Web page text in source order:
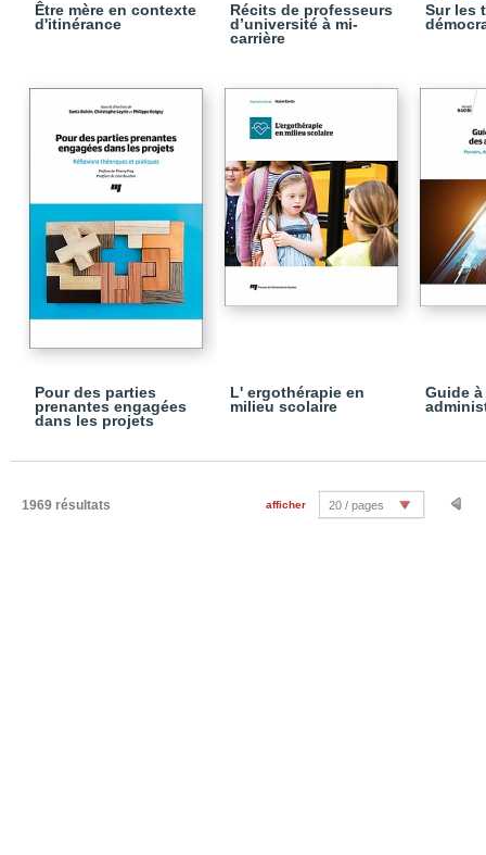
Être mère en contexte
d'itinérance
Récits de professeurs
d’université à mi-
carrière
Sur les
Pour des parties
prenantes engagées
dans les projets
L' ergothérapie en
milieu scolaire
Guide
1969 résultats afficher 20 / pages